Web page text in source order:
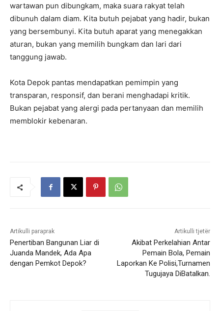
wartawan pun dibungkam, maka suara rakyat telah
dibunuh dalam diam. Kita butuh pejabat yang hadir, bukan
yang bersembunyi. Kita butuh aparat yang menegakkan
aturan, bukan yang memilih bungkam dan lari dari
tanggung jawab.
Kota Depok pantas mendapatkan pemimpin yang
transparan, responsif, dan berani menghadapi kritik.
Bukan pejabat yang alergi pada pertanyaan dan memilih
memblokir kebenaran.
Artikulli paraprak
Penertiban Bangunan Liar di
Juanda Mandek, Ada Apa
dengan Pemkot Depok?
Artikulli tjetër
Akibat Perkelahian Antar
Pemain Bola, Pemain
Laporkan Ke Polisi,Turnamen
Tugujaya DiBatalkan.